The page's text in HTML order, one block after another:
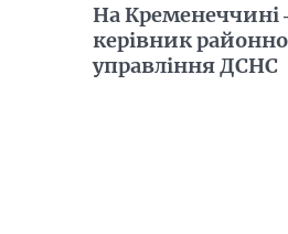
На Кременеччині
керівник
управління ДСНС